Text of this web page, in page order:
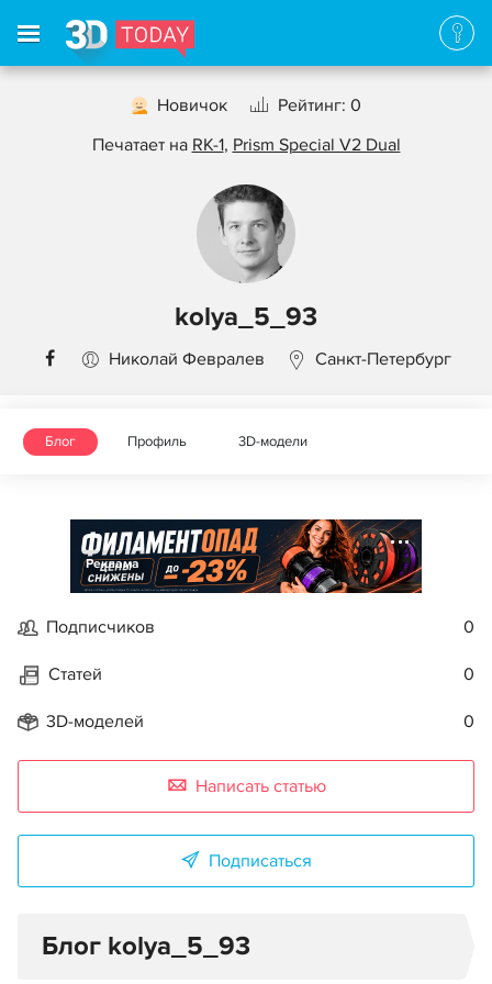
Новичок
Рейтинг: 0
Печатает на RK-1, Prism Special V2 Dual
kolya_5_93
Николай Февралев Санкт-Петербург
Блог Профиль 3D-модели
Реклама
Подписчиков 0
Статей 0
3D-моделей 0
Написать статью
Подписаться
Блог kolya_5_93